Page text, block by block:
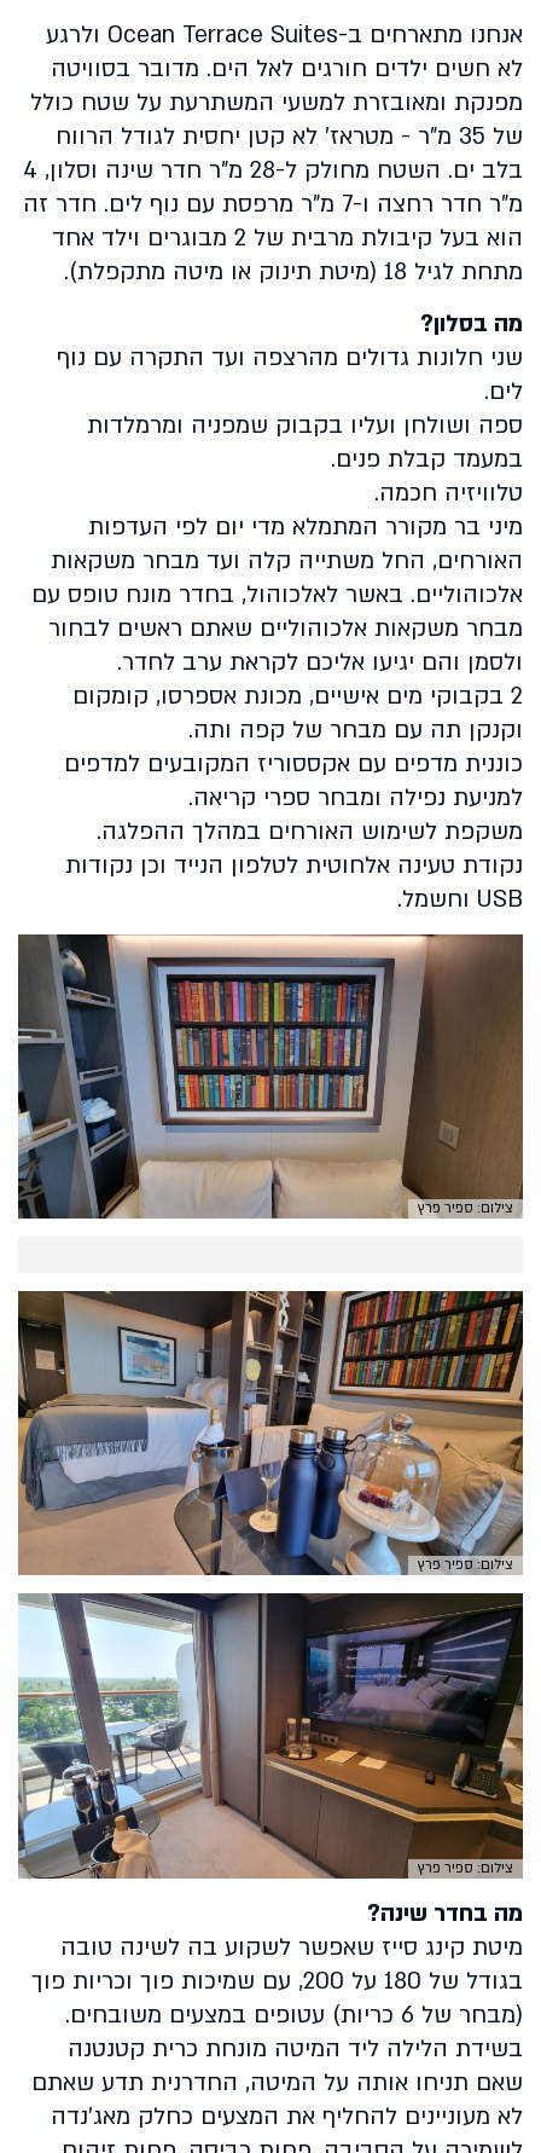
אנחנו מתארחים ב-Ocean Terrace Suites ולרגע
לא חשים ילדים חורגים לאל הים. מדובר בסוויטה
מפנקת ומאובזרת למשעי המשתרעת על שטח כולל
של 35 מ"ר - מטראז' לא קטן יחסית לגודל הרווח
בלב ים. השטח מחולק ל-28 מ"ר חדר שינה וסלון, 4
מ"ר חדר רחצה ו-7 מ"ר מרפסת עם נוף לים. חדר זה
הוא בעל קיבולת מרבית של 2 מבוגרים וילד אחד
מתחת לגיל 18 (מיטת תינוק או מיטה מתקפלת).
מה בסלון?
שני חלונות גדולים מהרצפה ועד התקרה עם נוף
לים.
ספה ושולחן ועליו בקבוק שמפניה ומרמלדות
במעמד קבלת פנים.
טלוויזיה חכמה.
מיני בר מקורר המתמלא מדי יום לפי העדפות
האורחים, החל משתייה קלה ועד מבחר משקאות
אלכוהוליים. באשר לאלכוהול, בחדר מונח טופס עם
מבחר משקאות אלכוהוליים שאתם ראשים לבחור
ולסמן והם יגיעו אליכם לקראת ערב לחדר.
2 בקבוקי מים אישיים, מכונת אספרסו, קומקום
וקנקן תה עם מבחר של קפה ותה.
כוננית מדפים עם אקססוריז המקובעים למדפים
למניעת נפילה ומבחר ספרי קריאה.
משקפת לשימוש האורחים במהלך ההפלגה.
נקודת טעינה אלחוטית לטלפון הנייד וכן נקודות
USB וחשמל.
צילום: ספיר פרץ
צילום: ספיר פרץ
צילום: ספיר פרץ
מה בחדר שינה?
מיטת קינג סייז שאפשר לשקוע בה לשינה טובה
בגודל של 180 על 200, עם שמיכות פוך וכריות פוך
(מבחר של 6 כריות) עטופים במצעים משובחים.
בשידת הלילה ליד המיטה מונחת כרית קטנטנה
שאם תניחו אותה על המיטה, החדרנית תדע שאתם
לא מעוניינים להחליף את המצעים כחלק מאג'נדה